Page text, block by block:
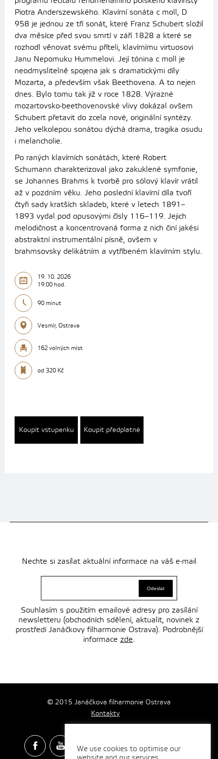
Piotra Anderszewského. Klavírní sonáta c moll, D
958 je jednou ze tří sonát, které Franz Schubert složil
dva měsíce před svou smrtí v září 1828 a které se
rozhodl věnovat svému příteli, klavírnímu virtuosovi
Janu Nepomuku Hummelovi. Její tónina c moll je
neodmyslitelně spojena jak s dramatickými díly
Mozarta, a především však Beethovena. A to nejen
dnes. Bylo tomu tak již v roce 1828. Výrazné
mozartovsko-beethovenovské vlivy dokázal ovšem
Schubert přetavit do zcela nové, originální syntézy.
Jeho velkolepou sonátou dýchá drama, tragika osudu
i melancholie.
Po raných klavírních sonátách, které Robert
Schumann charakterizoval jako zakuklené symfonie,
se Johannes Brahms k tvorbě pro sólový klavír vrátil
až v pozdním věku. Jeho poslední klavírní díla tvoří
čtyři sady kratších skladeb, které v letech 1891–
1893 vydal pod opusovými čísly 116–119. Jejich
melodičnost a koncentrovaná forma z nich činí jakési
abstraktní instrumentální písně, ovšem v
brahmsovsky delikátním a vytříbeném klavírním stylu.
19. 10. 2026
19:00 hod.
90 minut
Vesmír, Ostrava
162 volných míst
od 320 Kč
Koupit vstupenku Koupit předplatné
Nechte si zasílat aktuální informace na váš e-mail
Souhlasím s použitím emailové adresy pro zasílání
newsletteru (obchodních sdělení, aktualit, novinek z
prostředí Janáčkovy filharmonie Ostrava). Podrobnější
informace zde.
© 2015 Janáčkova filharmonie Ostrava
Kontakty
We use cookies to optimise our